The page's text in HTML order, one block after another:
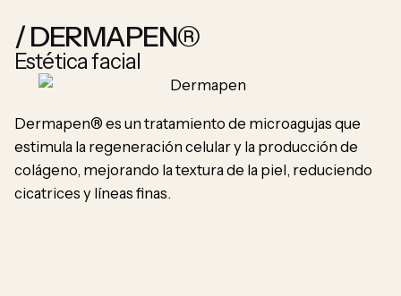
/ DERMAPEN®
Estética facial
Dermapen® es un tratamiento de microagujas que
estimula la regeneración celular y la producción de
colágeno, mejorando la textura de la piel, reduciendo
cicatrices y líneas finas.